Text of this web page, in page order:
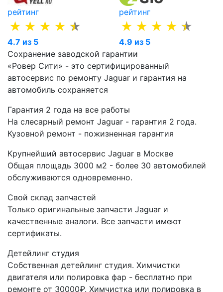
рейтинг
4.7 из 5
рейтинг
4.9 из 5
Сохранение заводской гарантии
«Ровер Сити» - это сертифицированный
автосервис по ремонту Jaguar и гарантия на
автомобиль сохраняется
Гарантия 2 года на все работы
На слесарный ремонт Jaguar - гарантия 2 года.
Кузовной ремонт - пожизненная гарантия
Крупнейший автосервис Jaguar в Москве
Общая площадь 3000 м2 - более 30 автомобилей
обслуживаются одновременно.
Свой склад запчастей
Только оригинальные запчасти Jaguar и
качественные аналоги. Все запчасти имеют
сертификаты.
Детейлинг студия
Собственная детейлинг студия. Химчистки
двигателя или полировка фар - бесплатно при
ремонте от 30000₽. Химчистка или полировка в